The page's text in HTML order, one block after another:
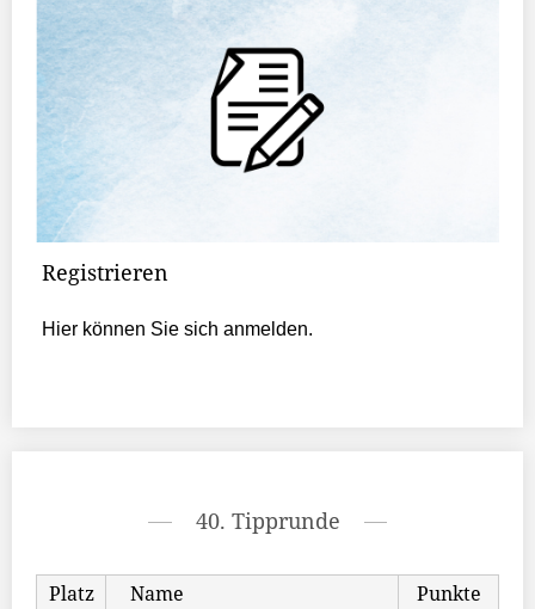
Registrieren
Hier können Sie sich anmelden.
40. Tipprunde
Platz Name
Punkte